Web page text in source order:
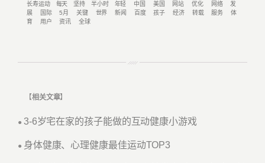
长寿运动 每天 坚持 半小时 年轻 中国 美国 网站 优化 网络
发
展
国际 5月 关键 世界 新闻 百度 孩子 经济 转载 服务
体
育
用户 资讯 全球
【相关文章】
● 3-6岁宅在家的孩子能做的互动健康小游戏
● 身体健康、心理健康最佳运动TOP3